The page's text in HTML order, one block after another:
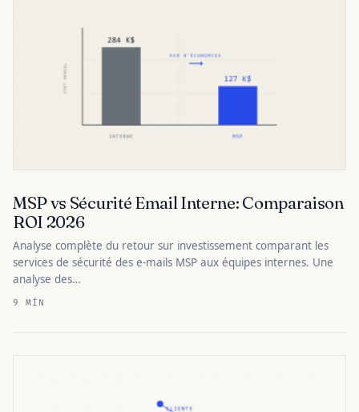
MSP vs Sécurité Email Interne: Comparaison
ROI 2026
Analyse complète du retour sur investissement comparant les
services de sécurité des e-mails MSP aux équipes internes. Une
analyse des…
9 MÍN